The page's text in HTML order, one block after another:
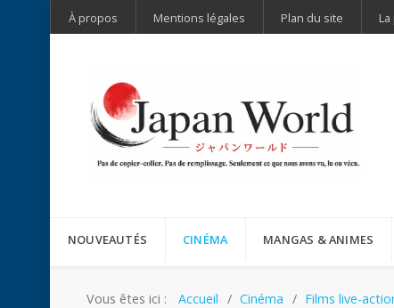
À propos Mentions légales Plan du site
NOUVEAUTÉS CINÉMA MANGAS & ANIMES
Vous êtes ici : Accueil Cinéma Films live-